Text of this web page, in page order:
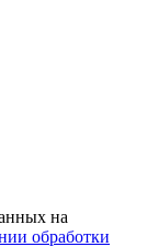
на
обработки